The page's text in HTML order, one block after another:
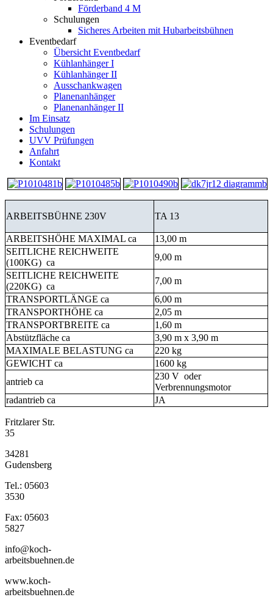
Förderband 4 M
Schulungen
Sicheres Arbeiten mit Hubarbeitsbühnen
Eventbedarf
Übersicht Eventbedarf
Kühlanhänger I
Kühlanhänger II
Ausschankwagen
Planenanhänger
Planenanhänger II
Im Einsatz
Schulungen
UVV Prüfungen
Anfahrt
Kontakt
ARBEITSBÜHNE 230V TA 13
ARBEITSHÖHE MAXIMAL ca
13,00 m
SEITLICHE REICHWEITE
(100KG) ca
9,00 m
SEITLICHE REICHWEITE
(220KG) ca
7,00 m
TRANSPORTLÄNGE ca
6,00 m
TRANSPORTHÖHE ca
2,05 m
TRANSPORTBREITE ca
1,60 m
Abstützfläche ca
3,90 m x 3,90 m
MAXIMALE BELASTUNG ca
220 kg
GEWICHT ca
1600 kg
antrieb ca
230 V oder
Verbrennungsmotor
radantrieb ca
JA
Fritzlarer Str.
35
34281
Gudensberg
Tel.: 05603
3530
Fax: 05603
5827
info@koch-
arbeitsbuehnen.de
www.koch-
arbeitsbuehnen.de